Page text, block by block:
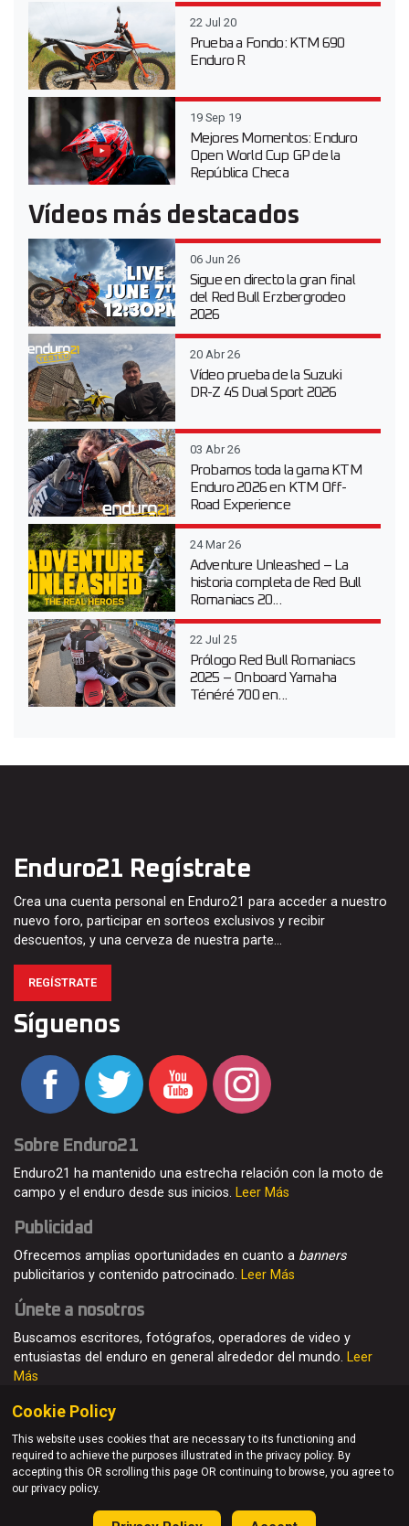
22 Jul 20
Prueba a Fondo: KTM 690
Enduro R
19 Sep 19
Mejores Momentos: Enduro
Open World Cup GP de la
República Checa
Vídeos más destacados
06 Jun 26
Sigue en directo la gran final
del Red Bull Erzbergrodeo
2026
20 Abr 26
Vídeo prueba de la Suzuki
DR-Z 4S Dual Sport 2026
03 Abr 26
Probamos toda la gama KTM
Enduro 2026 en KTM Off-
Road Experience
24 Mar 26
Adventure Unleashed – La
historia completa de Red Bull
Romaniacs 20...
22 Jul 25
Prólogo Red Bull Romaniacs
2025 – Onboard Yamaha
Ténéré 700 en...
Enduro21 Regístrate
Crea una cuenta personal en Enduro21 para acceder a nuestro
nuevo foro, participar en sorteos exclusivos y recibir
descuentos, y una cerveza de nuestra parte…
REGÍSTRATE
Síguenos
Sobre Enduro21
Enduro21 ha mantenido una estrecha relación con la moto de
campo y el enduro desde sus inicios. Leer Más
Publicidad
Ofrecemos amplias oportunidades en cuanto a banners
publicitarios y contenido patrocinado. Leer Más
Únete a nosotros
Buscamos escritores, fotógrafos, operadores de video y
entusiastas del enduro en general alrededor del mundo. Leer
Más
© Enduro21 / Future7Media Limited. Todos los derechos
reservados
Quienes somos Contacto Únete Publicidad
Cookie Policy
This website uses cookies that are necessary to its functioning and
required to achieve the purposes illustrated in the privacy policy. By
accepting this OR scrolling this page OR continuing to browse, you agree to
our privacy policy.